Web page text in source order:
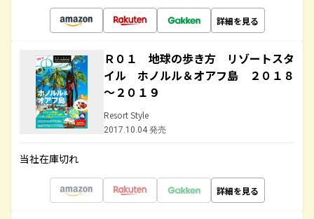
詳細を見る
Ｒ０１ 地球の歩き方 リゾートスタ
イル ホノルル＆オアフ島 ２０１８
～２０１９
Resort Style
2017.10.04 発売
当社在庫切れ
詳細を見る